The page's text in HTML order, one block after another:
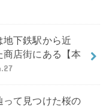
地下鉄駅から近
商店街にある【本
って見つけた桜の